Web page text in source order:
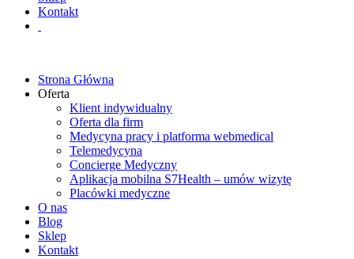
Kontakt
Strona Główna
Oferta
Klient indywidualny
Oferta dla firm
Medycyna pracy i platforma webmedical
Telemedycyna
Concierge Medyczny
Aplikacja mobilna S7Health – umów wizytę
Placówki medyczne
O nas
Blog
Sklep
Kontakt